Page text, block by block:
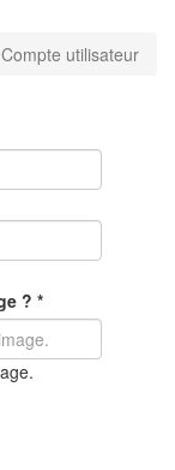
Compte utilisateur
? *